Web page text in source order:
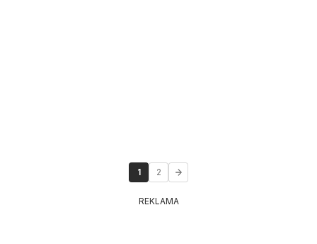
1 2
REKLAMA